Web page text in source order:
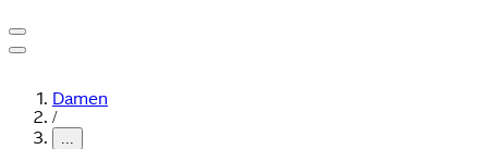
Damen
/
...